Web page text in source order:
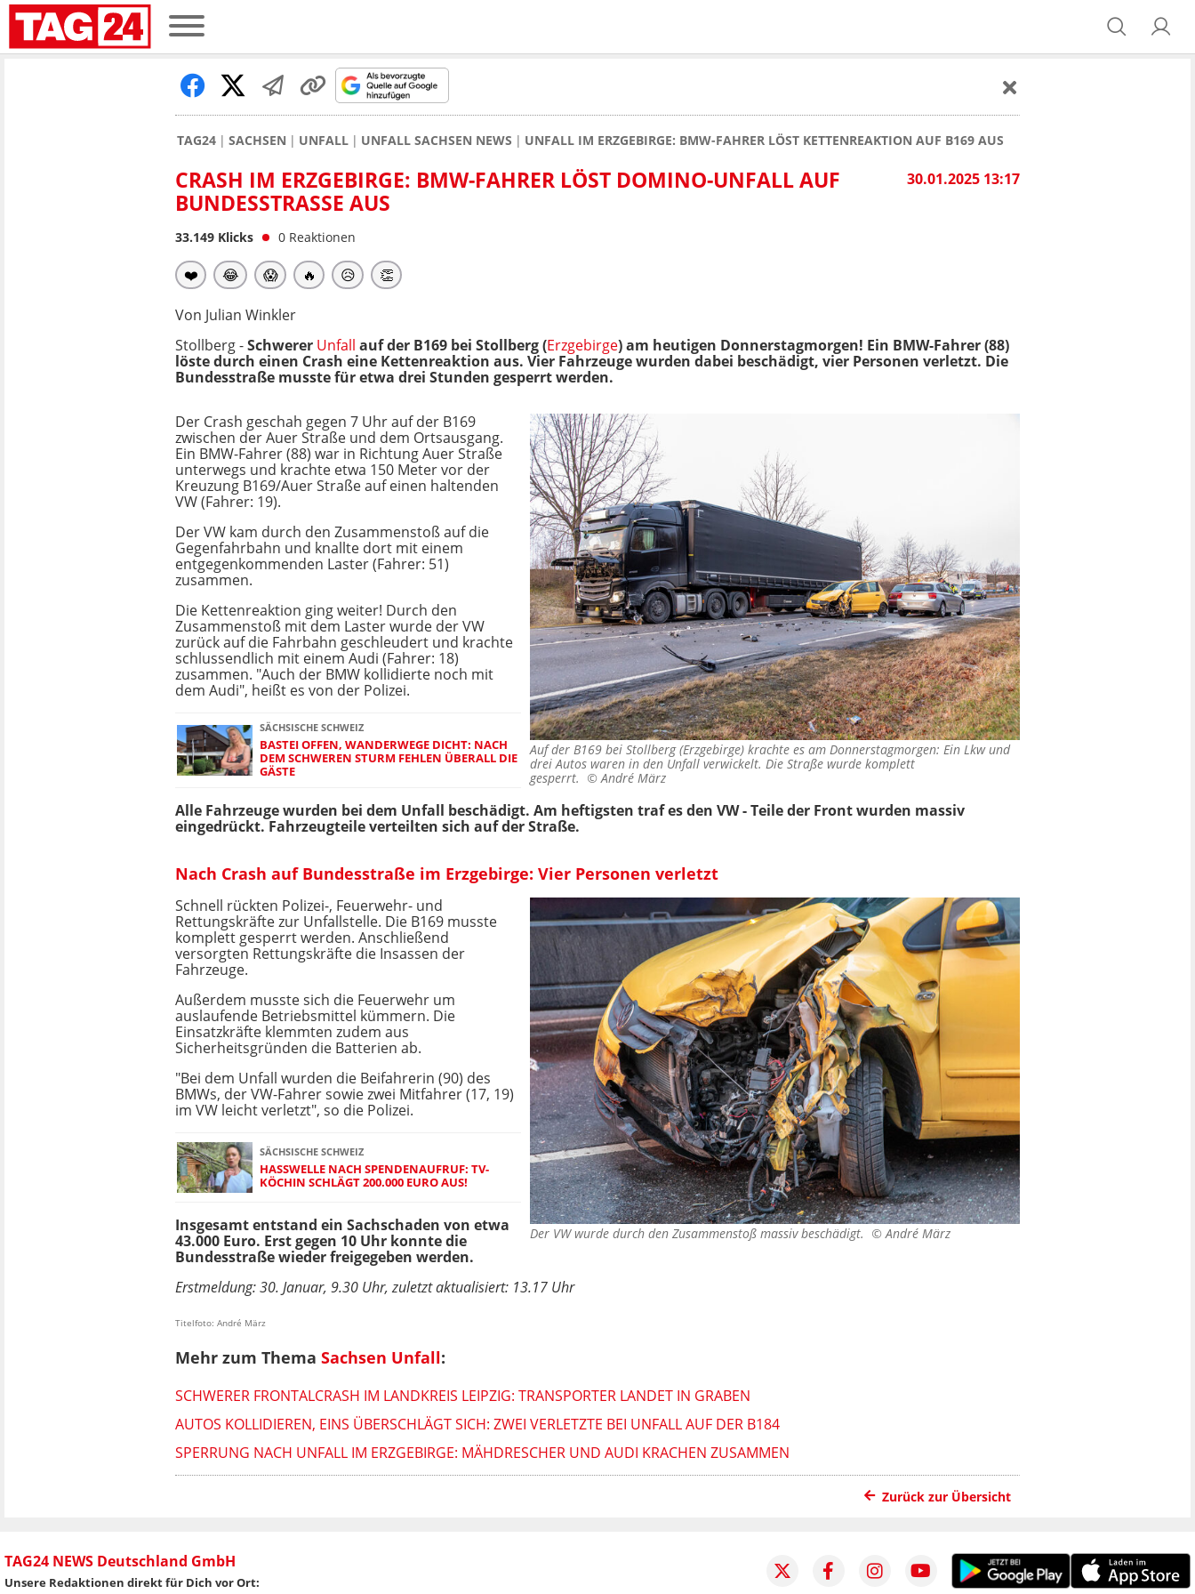
TAG24 SACHSEN UNFALL UNFALL SACHSEN NEWS UNFALL IM ERZGEBIRGE: BMW-FAHRER LÖST KETTENREAKTION AUF B169 AUS
30.01.2025 13:17
CRASH IM ERZGEBIRGE: BMW-FAHRER LÖST DOMINO-UNFALL AUF
BUNDESSTRASSE AUS
33.149 Klicks 0 Reaktionen
❤️ 😂 😱 🔥 😥 👏
Von Julian Winkler
Stollberg -Schwerer Unfall auf der B169 bei Stollberg (Erzgebirge) am heutigen Donnerstagmorgen! Ein BMW-Fahrer (88)
löste durch einen Crash eine Kettenreaktion aus. Vier Fahrzeuge wurden dabei beschädigt, vier Personen verletzt. Die
Bundesstraße musste für etwa drei Stunden gesperrt werden.
Auf der B169 bei Stollberg (Erzgebirge) krachte es am Donnerstagmorgen: Ein Lkw und
drei Autos waren in den Unfall verwickelt. Die Straße wurde komplett
gesperrt. ©André März
Der Crash geschah gegen 7 Uhr auf der B169
zwischen der Auer Straße und dem Ortsausgang.
Ein BMW-Fahrer (88) war in Richtung Auer Straße
unterwegs und krachte etwa 150 Meter vor der
Kreuzung B169/Auer Straße auf einen haltenden
VW (Fahrer: 19).
Der VW kam durch den Zusammenstoß auf die
Gegenfahrbahn und knallte dort mit einem
entgegenkommenden Laster (Fahrer: 51)
zusammen.
Die Kettenreaktion ging weiter! Durch den
Zusammenstoß mit dem Laster wurde der VW
zurück auf die Fahrbahn geschleudert und krachte
schlussendlich mit einem Audi (Fahrer: 18)
zusammen. "Auch der BMW kollidierte noch mit
dem Audi", heißt es von der Polizei.
SÄCHSISCHE SCHWEIZ
BASTEI OFFEN, WANDERWEGE DICHT: NACH
DEM SCHWEREN STURM FEHLEN ÜBERALL DIE
GÄSTE
Alle Fahrzeuge wurden bei dem Unfall beschädigt. Am heftigsten traf es den VW - Teile der Front wurden massiv
eingedrückt. Fahrzeugteile verteilten sich auf der Straße.
Nach Crash auf Bundesstraße im Erzgebirge: Vier Personen verletzt
Der VW wurde durch den Zusammenstoß massiv beschädigt. ©André März
Schnell rückten Polizei-, Feuerwehr- und
Rettungskräfte zur Unfallstelle. Die B169 musste
komplett gesperrt werden. Anschließend
versorgten Rettungskräfte die Insassen der
Fahrzeuge.
Außerdem musste sich die Feuerwehr um
auslaufende Betriebsmittel kümmern. Die
Einsatzkräfte klemmten zudem aus
Sicherheitsgründen die Batterien ab.
"Bei dem Unfall wurden die Beifahrerin (90) des
BMWs, der VW-Fahrer sowie zwei Mitfahrer (17, 19)
im VW leicht verletzt", so die Polizei.
SÄCHSISCHE SCHWEIZ
HASSWELLE NACH SPENDENAUFRUF: TV-
KÖCHIN SCHLÄGT 200.000 EURO AUS!
Insgesamt entstand ein Sachschaden von etwa
43.000 Euro. Erst gegen 10 Uhr konnte die
Bundesstraße wieder freigegeben werden.
Erstmeldung: 30. Januar, 9.30 Uhr, zuletzt aktualisiert: 13.17 Uhr
Titelfoto: André März
Mehr zum Thema Sachsen Unfall:
SCHWERER FRONTALCRASH IM LANDKREIS LEIPZIG: TRANSPORTER LANDET IN GRABEN
AUTOS KOLLIDIEREN, EINS ÜBERSCHLÄGT SICH: ZWEI VERLETZTE BEI UNFALL AUF DER B184
SPERRUNG NACH UNFALL IM ERZGEBIRGE: MÄHDRESCHER UND AUDI KRACHEN ZUSAMMEN
Zurück zur Übersicht
TAG24 NEWS Deutschland GmbH
Unsere Redaktionen direkt für Dich vor Ort: